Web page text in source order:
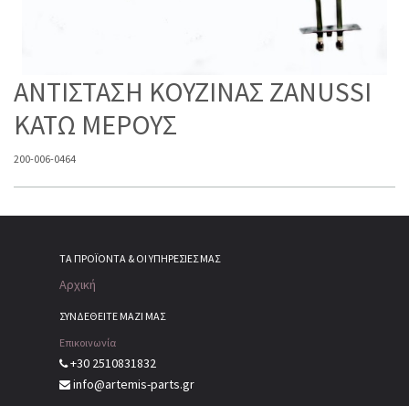
ΑΝΤΙΣΤΑΣΗ ΚΟΥΖΙΝΑΣ ZANUSSI
ΚΑΤΩ ΜΕΡΟΥΣ
200-006-0464
ΤΑ ΠΡΟΪΌΝΤΑ & ΟΙ ΥΠΗΡΕΣΊΕΣ ΜΑΣ
Αρχική
ΣΥΝΔΕΘΕΙΤΕ ΜΑΖΙ ΜΑΣ
Επικοινωνία
+30 2510831832
info@artemis-parts.gr